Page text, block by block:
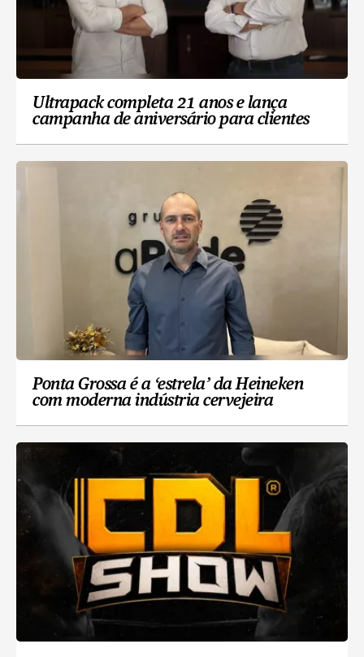
Ultrapack completa 21 anos e lança
campanha de aniversário para clientes
Ponta Grossa é a ‘estrela’ da Heineken
com moderna indústria cervejeira